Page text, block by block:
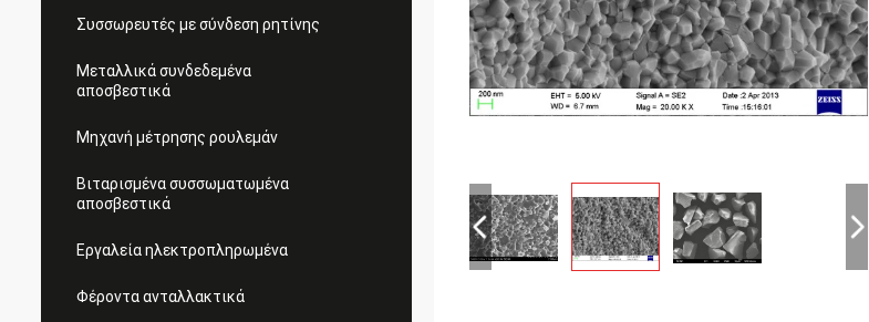
Συσσωρευτές με σύνδεση ρητίνης
Μεταλλικά συνδεδεμένα
αποσβεστικά
Μηχανή μέτρησης ρουλεμάν
Βιταρισμένα συσσωματωμένα
αποσβεστικά
Εργαλεία ηλεκτροπληρωμένα
Φέροντα ανταλλακτικά